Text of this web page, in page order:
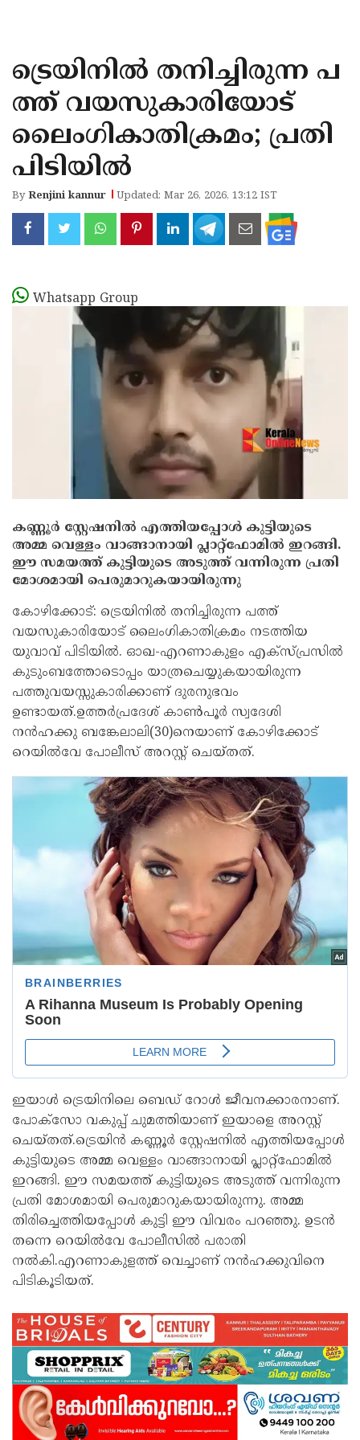
KANNUR
KASARAGOD
ട്രെയിനില്‍ തനിച്ചിരുന്ന പ
ത്ത് വയസുകാരിയോട്
ലൈംഗികാതിക്രമം; പ്രതി
പിടിയില്‍
ByRenjini kannur Updated: Mar 26, 2026, 13:12 IST
Whatsapp Group
കണ്ണൂര്‍ സ്റ്റേഷനില്‍ എത്തിയപ്പോള്‍ കുട്ടിയുടെ
അമ്മ വെള്ളം വാങ്ങാനായി പ്ലാറ്റ്‌ഫോമില്‍ ഇറങ്ങി.
ഈ സമയത്ത് കുട്ടിയുടെ അടുത്ത് വന്നിരുന്ന പ്രതി
മോശമായി പെരുമാറുകയായിരുന്നു
കോഴിക്കോട്: ട്രെയിനില്‍ തനിച്ചിരുന്ന പത്ത്
വയസുകാരിയോട് ലൈംഗികാതിക്രമം നടത്തിയ
യുവാവ് പിടിയിൽ. ഓഖ-എറണാകുളം എക്‌സ്പ്രസില്‍
കുടുംബത്തോടൊപ്പം യാത്രചെയ്യുകയായിരുന്ന
പത്തുവയസ്സുകാരിക്കാണ് ദുരനുഭവം
ഉണ്ടായത്.ഉത്തര്‍പ്രദേശ് കാണ്‍പൂര്‍ സ്വദേശി
നന്‍ഹക്കു ബങ്കേലാലി(30)നെയാണ് കോഴിക്കോട്
റെയില്‍വേ പോലീസ് അറസ്റ്റ് ചെയ്തത്.
ഇയാള്‍ ട്രെയിനിലെ ബെഡ് റോള്‍ ജീവനക്കാരനാണ്.
പോക്‌സോ വകുപ്പ് ചുമത്തിയാണ് ഇയാളെ അറസ്റ്റ്
ചെയ്തത്.ട്രെയിന്‍ കണ്ണൂര്‍ സ്റ്റേഷനില്‍ എത്തിയപ്പോള്‍
കുട്ടിയുടെ അമ്മ വെള്ളം വാങ്ങാനായി പ്ലാറ്റ്‌ഫോമില്‍
ഇറങ്ങി. ഈ സമയത്ത് കുട്ടിയുടെ അടുത്ത് വന്നിരുന്ന
പ്രതി മോശമായി പെരുമാറുകയായിരുന്നു. അമ്മ
തിരിച്ചെത്തിയപ്പോള്‍ കുട്ടി ഈ വിവരം പറഞ്ഞു. ഉടന്‍
തന്നെ റെയില്‍വേ പോലീസില്‍ പരാതി
നല്‍കി.എറണാകുളത്ത് വെച്ചാണ് നന്‍ഹക്കുവിനെ
പിടികൂടിയത്.